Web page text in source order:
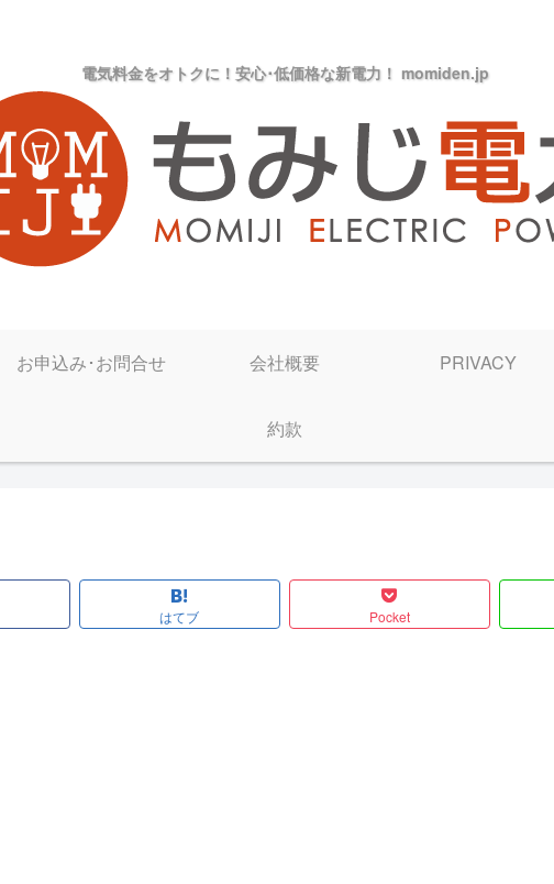
電気料金をオトクに！安心･低価格な新電力！ momiden.jp
お申込み･お問合せ 会社概要 PRIVACY
約款
はてブ Pocket